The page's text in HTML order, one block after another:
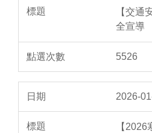
【交通
全宣導
5526
2026-
【